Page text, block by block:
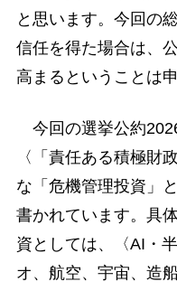
と思います。今回の
信任を得た場合は、
高まるということは
今回の選挙公約
〈「責任ある積極財
な「危機管理投資」
書かれています。具
資としては、〈AI・
オ、航空、宇宙、造